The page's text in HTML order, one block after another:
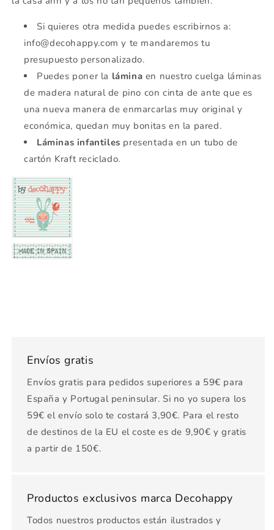
Si quieres otra medida puedes escribirnos a:
info@decohappy.com y te mandaremos tu
presupuesto personalizado.
Puedes poner la lámina en nuestro cuelga láminas
de madera natural de pino con cinta de ante que es
una nueva manera de enmarcarlas muy original y
económica, quedan muy bonitas en la pared.
Láminas infantiles presentada en un tubo de
cartón Kraft reciclado.
Envíos gratis
Envíos gratis para pedidos superiores a 59€ para
España y Portugal peninsular. Si no yo supera los
59€ el envío solo te costará 3,90€. Para el resto
de destinos de la EU el coste es de 9,90€ y gratis
a partir de 150€.
Productos exclusivos marca Decohappy
Todos nuestros productos están ilustrados y